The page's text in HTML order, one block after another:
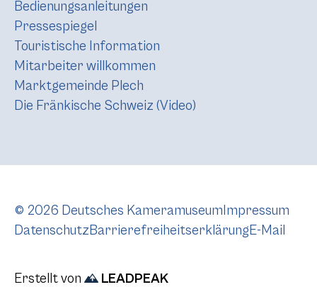
Bedienungsanleitungen
Pressespiegel
Touristische Information
Mitarbeiter willkommen
Marktgemeinde Plech
Die Fränkische Schweiz (Video)
© 2026 Deutsches Kameramuseum Impressum
DatenschutzBarrierefreiheitserklärungE-Mail
Erstellt von LEADPEAK